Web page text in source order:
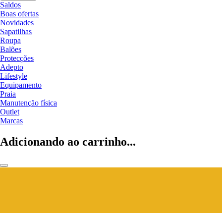
Saldos
Boas ofertas
Novidades
Sapatilhas
Roupa
Balões
Protecções
Adepto
Lifestyle
Equipamento
Praia
Manutenção física
Outlet
Marcas
Adicionando ao carrinho...